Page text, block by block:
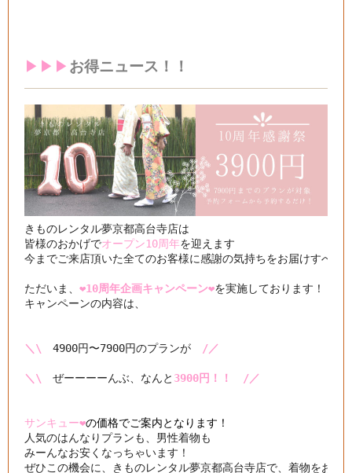
▶︎▶︎▶︎ お得ニュース！！
きものレンタル夢京都高台寺店は
皆様のおかげでオープン10周年を迎えます
今までご来店頂いた全てのお客様に感謝の気持ちをお届けすべく
ただいま、 ❤️10周年企画キャンペーン❤️を実施しております！
キャンペーンの内容は、
＼\ 4900円〜7900円のプランが /／
＼\ ぜーーーーんぶ、なんと 3900円！！　/／
サンキュー❤️の価格でご案内となります！
人気のはんなりプランも、男性着物も
みーんなお安くなっちゃいます！
ぜひこの機会に、きものレンタル夢京都高台寺店で、着物をお楽